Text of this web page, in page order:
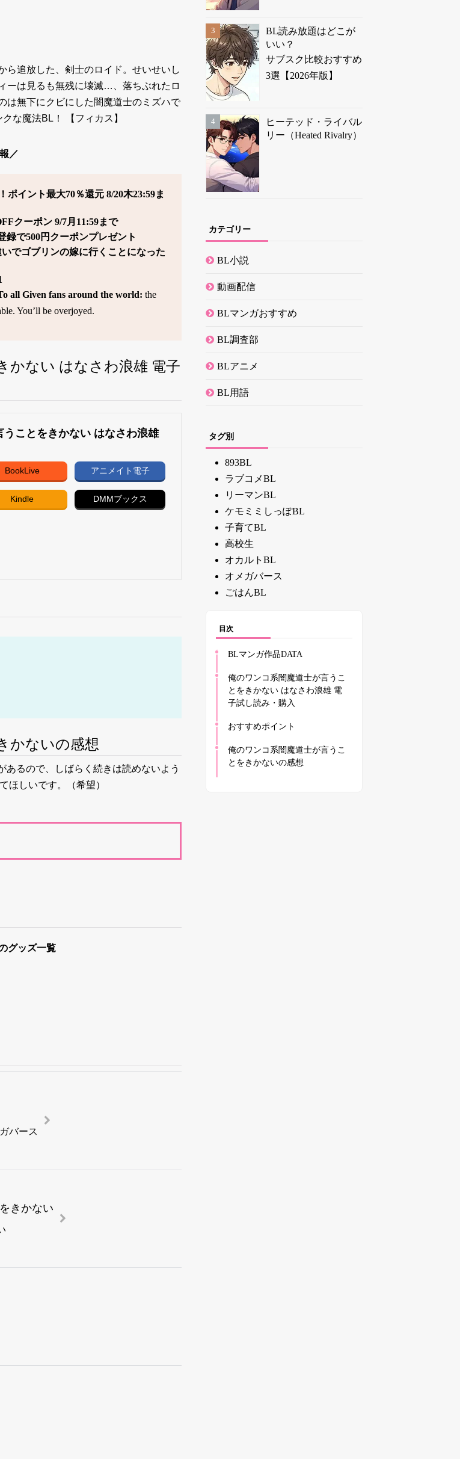
ら追放した、剣士のロイド。せいせいし
ーは見るも無残に壊滅…、落ちぶれたロ
は無下にクビにした闇魔道士のミズハで
な魔法BL！ 【フィカス】
／
イント最大70％還元 8/20木23:59ま
クーポン 9/7月11:59まで
録で500円クーポンプレゼント
でゴブリンの嫁に行くことになった
all Given fans around the world: the
You’ll be overjoyed.
かない はなさわ浪雄 電子
ことをきかない はなさわ浪雄
BookLive アニメイト電子
Kindle DMMブックス
かないの感想
あるので、しばらく続きは読めないよう
ほしいです。（希望）
グッズ一覧
バース
きかない
BL読み放題はどこが
いい？
サブスク比較おすすめ
3選【2026年版】
ヒーテッド・ライバル
リー（Heated Rivalry）
カテゴリー
BL小説
動画配信
BLマンガおすすめ
BL調査部
BLアニメ
BL用語
タグ別
893BL
ラブコメBL
リーマンBL
ケモミミしっぽBL
子育てBL
高校生
オカルトBL
オメガバース
ごはんBL
目次
BLマンガ作品DATA
俺のワンコ系闇魔道士が言うこ
とをきかない はなさわ浪雄 電
子試し読み・購入
おすすめポイント
俺のワンコ系闇魔道士が言うこ
とをきかないの感想